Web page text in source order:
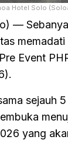
Hotel Solo
—
Event
sejauh
yang